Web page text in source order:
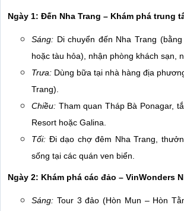
Ngày 1: Đến Nha Trang – Khám phá trung
Sáng: Di chuyển đến Nha Trang
hoặc tàu hỏa), nhận phòng khách sạn,
Trưa: Dùng bữa tại nhà hàng địa
Trang).
Chiều: Tham quan Tháp Bà Ponagar,
Resort hoặc Galina.
Tối: Đi dạo chợ đêm Nha Trang,
sống tại các quán ven biển.
Ngày 2: Khám phá các đảo – VinWonders
Sáng: Tour 3 đảo (Hòn Mun – Hòn